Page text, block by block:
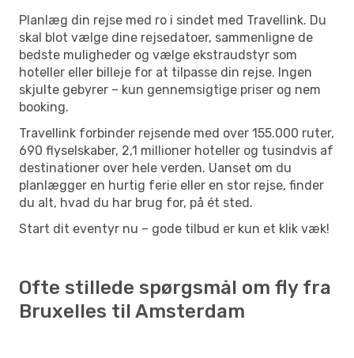
Planlæg din rejse med ro i sindet med Travellink. Du
skal blot vælge dine rejsedatoer, sammenligne de
bedste muligheder og vælge ekstraudstyr som
hoteller eller billeje for at tilpasse din rejse. Ingen
skjulte gebyrer – kun gennemsigtige priser og nem
booking.
Travellink forbinder rejsende med over 155.000 ruter,
690 flyselskaber, 2,1 millioner hoteller og tusindvis af
destinationer over hele verden. Uanset om du
planlægger en hurtig ferie eller en stor rejse, finder
du alt, hvad du har brug for, på ét sted.
Start dit eventyr nu – gode tilbud er kun et klik væk!
Ofte stillede spørgsmål om fly fra
Bruxelles til Amsterdam